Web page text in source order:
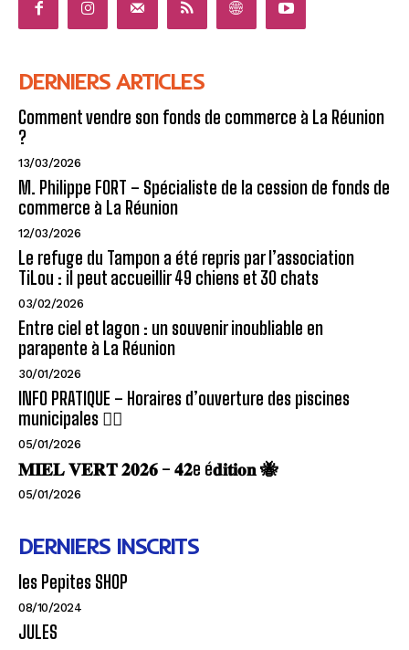
DERNIERS ARTICLES
Comment vendre son fonds de commerce à La Réunion
?
13/03/2026
M. Philippe FORT – Spécialiste de la cession de fonds de
commerce à La Réunion
12/03/2026
Le refuge du Tampon a été repris par l’association
TiLou : il peut accueillir 49 chiens et 30 chats
03/02/2026
Entre ciel et lagon : un souvenir inoubliable en
parapente à La Réunion
30/01/2026
INFO PRATIQUE – Horaires d’ouverture des piscines
municipales 🏊‍♂️
05/01/2026
𝐌𝐈𝐄𝐋 𝐕𝐄𝐑𝐓 𝟐𝟎𝟐𝟔 – 𝟒𝟐e é𝐝𝐢𝐭𝐢𝐨𝐧 🐝
05/01/2026
DERNIERS INSCRITS
les Pepites SHOP
08/10/2024
JULES